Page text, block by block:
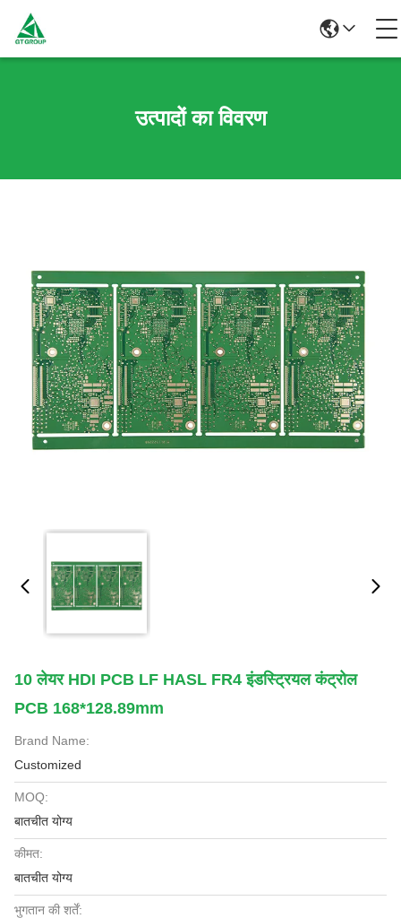
उत्पादों का विवरण
10 लेयर HDI PCB LF HASL FR4 इंडस्ट्रियल कंट्रोल
PCB 168*128.89mm
Brand Name:
Customized
MOQ:
बातचीत योग्य
कीमत:
बातचीत योग्य
भुगतान की शर्तें: